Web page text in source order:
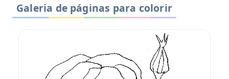
Galeria de páginas para colorir